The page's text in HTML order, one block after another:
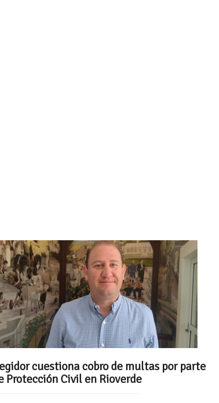
cuestiona cobro de multas por parte
Protección Civil en Rioverde